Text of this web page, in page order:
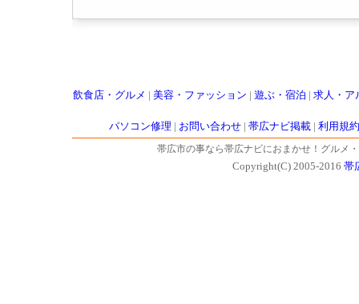
飲食店・グルメ 美容・ファッション 遊ぶ・宿泊 求人・ア
パソコン修理 お問い合わせ| 帯広ナビ掲載| 利用規約
帯広市の事なら帯広ナビにおまかせ！グルメ
Copyright(C) 2005-2016 帯